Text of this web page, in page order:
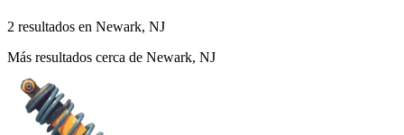
2 resultados en Newark, NJ
Más resultados cerca de Newark, NJ